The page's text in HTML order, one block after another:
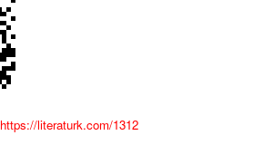
https://literaturk.com/1312